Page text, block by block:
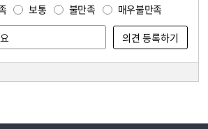
보통 불만족 매우불만족